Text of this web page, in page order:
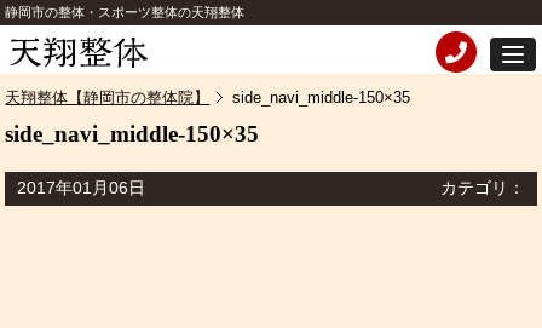
静岡市の整体・スポーツ整体の天翔整体
天翔整体【静岡市の整体院】 side_navi_middle-150×35
side_navi_middle-150×35
2017年01月06日 カテゴリ：